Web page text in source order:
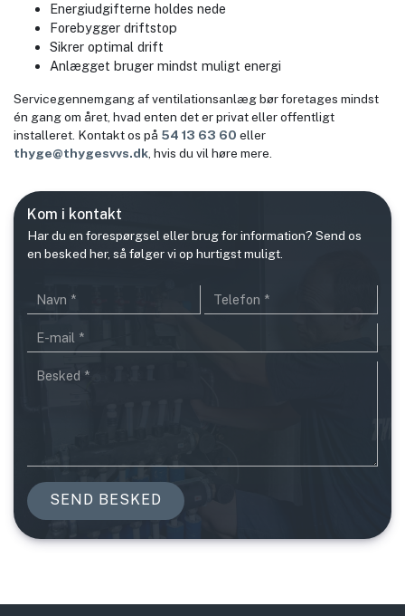
Energiudgifterne holdes nede
Forebygger driftstop
Sikrer optimal drift
Anlægget bruger mindst muligt energi
Servicegennemgang af ventilationsanlæg bør foretages mindst
én gang om året, hvad enten det er privat eller offentligt
installeret. Kontakt os på 54 13 63 60 eller
thyge@thygesvvs.dk , hvis du vil høre mere.
Kom i kontakt
Har du en forespørgsel eller brug for information? Send os
en besked her, så følger vi op hurtigst muligt.